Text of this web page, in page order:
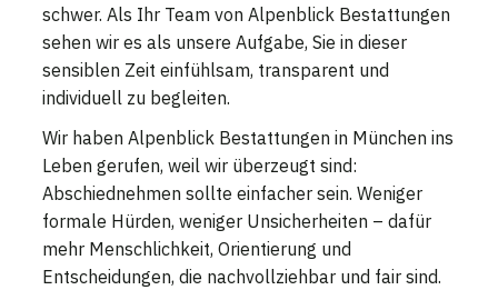
schwer. Als Ihr Team von Alpenblick Bestattungen
sehen wir es als unsere Aufgabe, Sie in dieser
sensiblen Zeit einfühlsam, transparent und
individuell zu begleiten.
Wir haben Alpenblick Bestattungen in München ins
Leben gerufen, weil wir überzeugt sind:
Abschiednehmen sollte einfacher sein. Weniger
formale Hürden, weniger Unsicherheiten – dafür
mehr Menschlichkeit, Orientierung und
Entscheidungen, die nachvollziehbar und fair sind.